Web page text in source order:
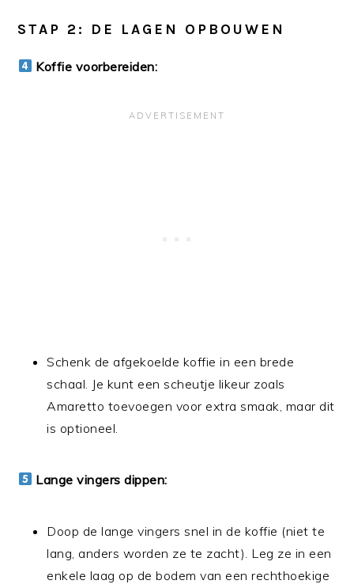
STAP 2: DE LAGEN OPBOUWEN
Koffie voorbereiden:
Schenk de afgekoelde koffie in een brede
schaal. Je kunt een scheutje likeur zoals
Amaretto toevoegen voor extra smaak, maar dit
is optioneel.
Lange vingers dippen:
Doop de lange vingers snel in de koffie (niet te
lang, anders worden ze te zacht). Leg ze in een
enkele laag op de bodem van een rechthoekige